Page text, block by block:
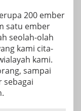
200 ember
satu ember
seolah-olah
kami cita-
kami.
sampai
sebagai